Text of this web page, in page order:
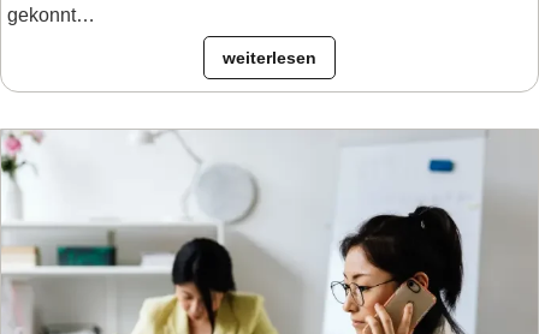
gekonnt…
weiterlesen